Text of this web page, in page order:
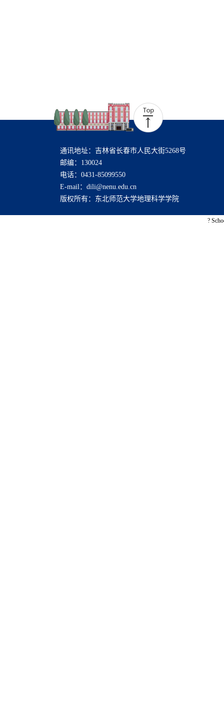
通讯地址：吉林省长春市人民大街5268号
邮编：130024
电话：0431-85099550
E-mail：dili@nenu.edu.cn
版权所有：东北师范大学地理科学学院
?